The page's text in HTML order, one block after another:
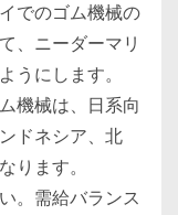
でのゴム機械の
、ニーダーマリ
うにします。
機械は、日系向
ドネシア、北
ります。
。需給バランス